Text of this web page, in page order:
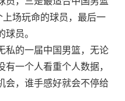
场玩命的球员，最后一
员。
私的一届中国男篮，无论
一个人看重个人数据，
会，谁手感好就会不停给